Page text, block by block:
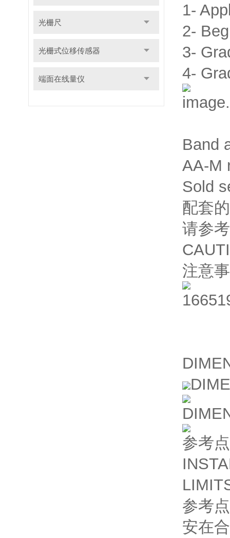
光栅尺
光栅式位移传感器
端面在线量仪
1-
2-
3-
4-
Band
AA-M
Sold
配套
请参
注意
参考
参考
安在